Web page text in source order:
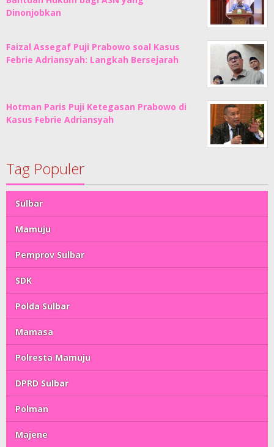
Dinonjobkan
Faizal Assegaf Puji Prabowo soal Kasus
Febrie Adriansyah: Langkah Bersejarah
Hotman Paris Puji Ketegasan Prabowo di
Kasus Febrie Adriansyah
Tag Populer
Sulbar
Mamuju
Pemprov Sulbar
SDK
Polda Sulbar
Mamasa
Polresta Mamuju
DPRD Sulbar
Polman
Majene